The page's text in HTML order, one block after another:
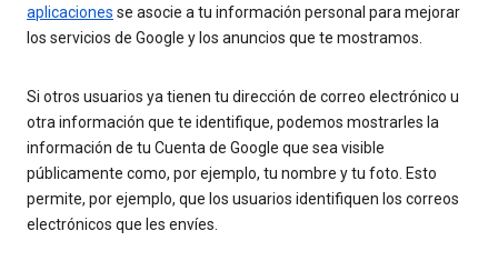
aplicaciones se asocie a tu información personal para mejorar
los servicios de Google y los anuncios que te mostramos.
Si otros usuarios ya tienen tu dirección de correo electrónico u
otra información que te identifique, podemos mostrarles la
información de tu Cuenta de Google que sea visible
públicamente como, por ejemplo, tu nombre y tu foto. Esto
permite, por ejemplo, que los usuarios identifiquen los correos
electrónicos que les envíes.